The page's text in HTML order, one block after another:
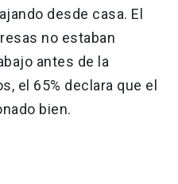
desde casa. El
no estaban
antes de la
el 65% declara que el
bien.